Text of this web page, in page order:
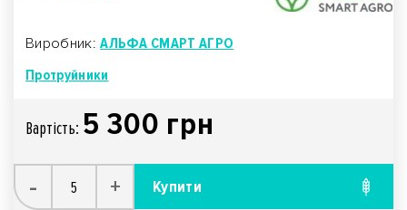
Виробник:АЛЬФА СМАРТ АГРО
Протруйники
Вартiсть: 5 300 грн
- + Купити